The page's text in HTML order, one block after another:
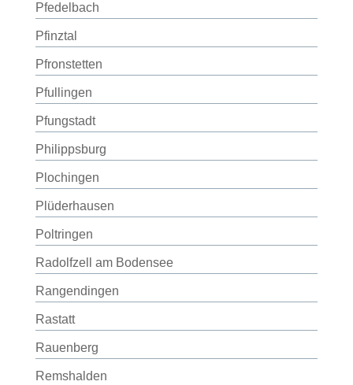
Pfedelbach
Pfinztal
Pfronstetten
Pfullingen
Pfungstadt
Philippsburg
Plochingen
Plüderhausen
Poltringen
Radolfzell am Bodensee
Rangendingen
Rastatt
Rauenberg
Remshalden